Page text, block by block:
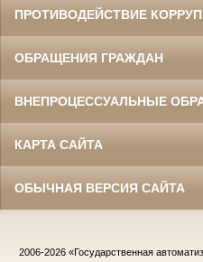
ПРОТИВОДЕЙСТВИЕ
ОБРАЩЕНИЯ ГРАЖДАН
ВНЕПРОЦЕССУАЛЬНЫЕ
КАРТА САЙТА
ОБЫЧНАЯ ВЕРСИЯ САЙТА
2006-2026 «Государственная